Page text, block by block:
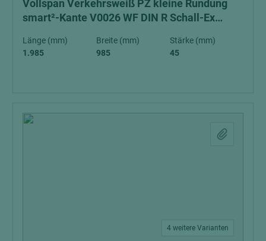
Vollspan Verkehrsweiß PZ kleine Rundung
smart²-Kante V0026 WF DIN R Schall-Ex
Länge (mm)
1.985
Breite (mm)
985
Stärke (mm)
45
4 weitere Varianten